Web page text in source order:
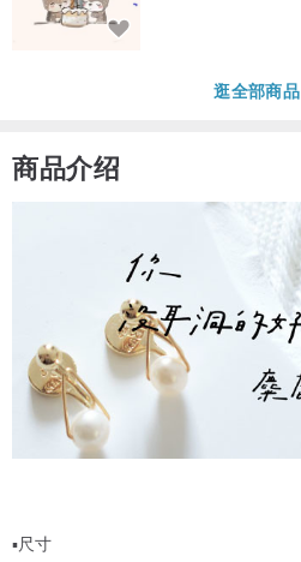
逛全部商品
商品介绍
▪尺寸